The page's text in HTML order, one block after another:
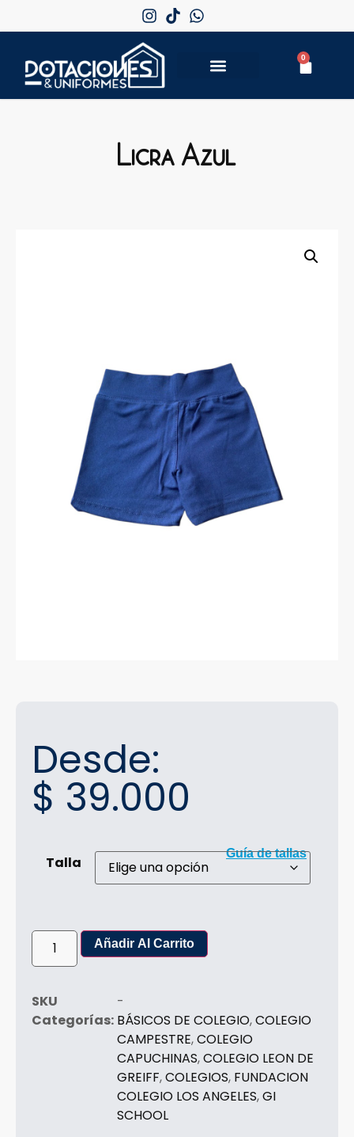
0
Licra Azul
Desde:
$ 39.000
Guía de tallas
Talla
Añadir Al Carrito
SKU
-
Categorías: BÁSICOS DE COLEGIO,COLEGIO
CAMPESTRE,COLEGIO
CAPUCHINAS,COLEGIO LEON DE
GREIFF,COLEGIOS, FUNDACION
COLEGIO LOS ANGELES,GI
SCHOOL